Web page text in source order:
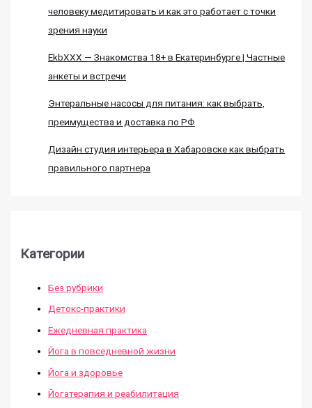
человеку медитировать и как это работает с точки
зрения науки
EkbXXX — Знакомства 18+ в Екатеринбурге | Частные
анкеты и встречи
Энтеральные насосы для питания: как выбрать,
преимущества и доставка по РФ
Дизайн студия интерьера в Хабаровске как выбрать
правильного партнера
Категории
Без рубрики
Детокс-практики
Ежедневная практика
Йога в повседневной жизни
Йога и здоровье
Йогатерапия и реабилитация